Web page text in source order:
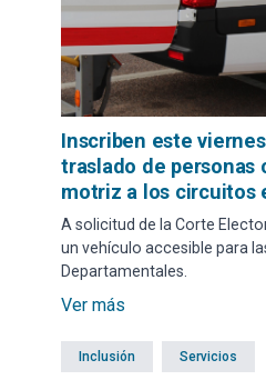
Inscriben este
traslado de personas
motriz a los circuitos
A solicitud de la Corte
un vehículo accesible para
Departamentales.
Ver más
Inclusión Servicios